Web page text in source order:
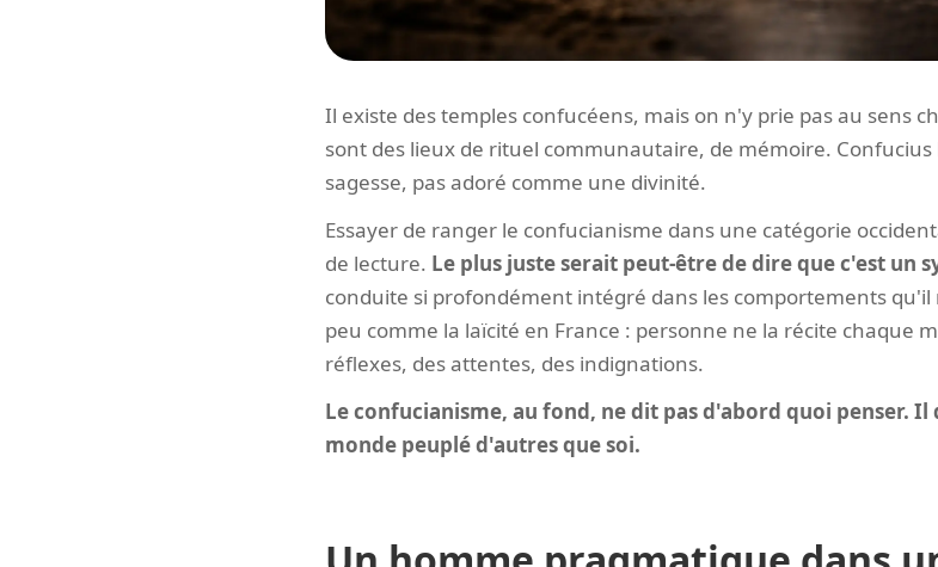
Il existe des temples confucéens, mais on n'y prie pas au sens
sont des lieux de rituel communautaire, de mémoire.
sagesse, pas adoré comme une divinité.
Essayer de ranger le confucianisme dans une catégorie
de lecture. Le plus juste serait peut-être de dire que c'est un
conduite si profondément intégré dans les comportements qu'il
peu comme la laïcité en France : personne ne la récite chaque
réflexes, des attentes, des indignations.
Le confucianisme, au fond, ne dit pas d'abord quoi penser.
monde peuplé d'autres que soi.